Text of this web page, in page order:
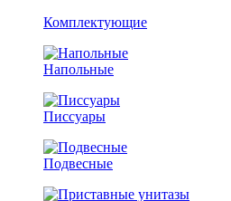
Комплектующие
Напольные
Писсуары
Подвесные